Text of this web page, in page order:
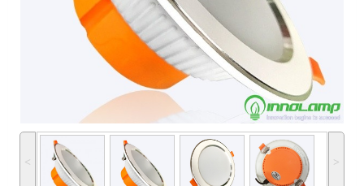
˂ ˃